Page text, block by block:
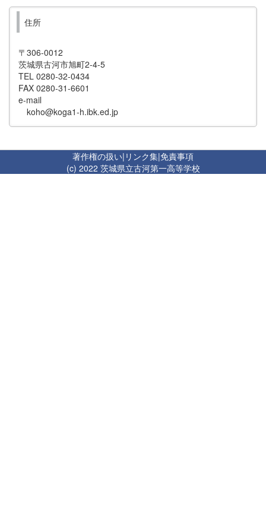
住所
〒306-0012
茨城県古河市旭町2-4-5
TEL 0280-32-0434
FAX 0280-31-6601
e-mail
koho@koga1-h.ibk.ed.jp
著作権の扱い| リンク集|免責事項
(c) 2022 茨城県立古河第一高等学校